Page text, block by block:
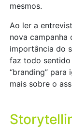
mesmos.
Ao ler a
nova campanha
importância do
faz todo
“branding” para
mais sobre o